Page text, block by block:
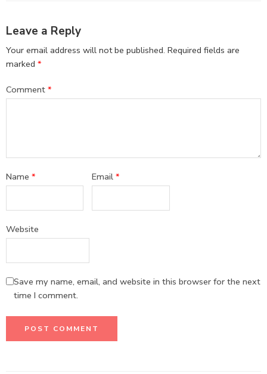
Leave a Reply
Your email address will not be published. Required fields are
marked *
Comment *
Name * Email*
Website
Save my name, email, and website in this browser for the next
time I comment.